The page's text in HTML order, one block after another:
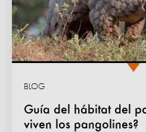
Guía del hábitat del
viven los pangolines?
BLOG